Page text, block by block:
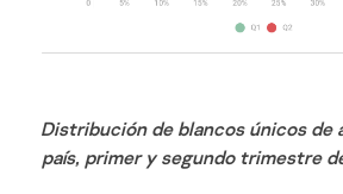
Distribución de blancos únicos de
país, primer y segundo trimestre